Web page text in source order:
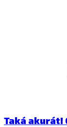
Taká akurát!